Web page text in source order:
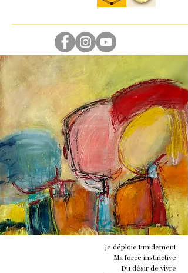
Je déploie timidement
Ma force instinctive
Du désir de vivre